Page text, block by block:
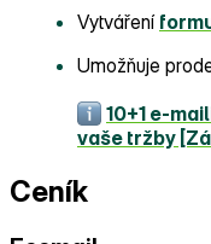
Vytváření
Umožňuje
10+1
vaše tržby
Ceník